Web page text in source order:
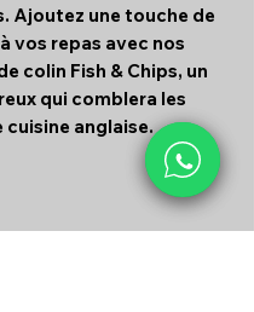
Ajoutez une touche de
vos repas avec nos
colin Fish & Chips, un
qui comblera les
cuisine anglaise.